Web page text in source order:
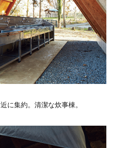
に集約。清潔な炊事棟。